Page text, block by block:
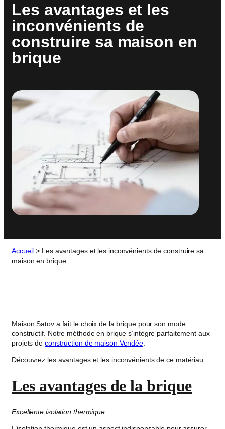
Les avantages et les
inconvénients de
construire sa maison en
brique
Accueil > Les avantages et les inconvénients de construire sa
maison en brique
Maison Satov a fait le choix de la brique pour son mode
constructif. Notre méthode en brique s’intègre parfaitement aux
projets de construction de maison Vendée
Découvrez les avantages et les inconvénients de ce matériau.
Les avantages de la brique
Excellente isolation thermique